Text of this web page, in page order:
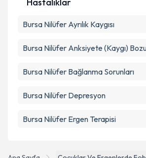
Hastalıklar
Bursa Nilüfer Ayrılık Kaygısı
Bursa Nilüfer Anksiyete (Kaygı)
Bursa Nilüfer Bağlanma Sorunları
Bursa Nilüfer Depresyon
Bursa Nilüfer Ergen Terapisi